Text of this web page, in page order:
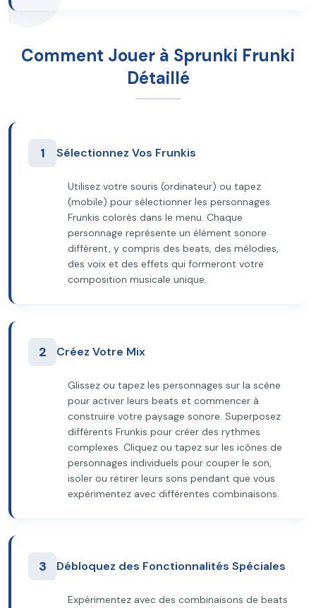
Comment Jouer à Sprunki Frunki
Détaillé
1 Sélectionnez Vos Frunkis
Utilisez votre souris (ordinateur) ou tapez
(mobile) pour sélectionner les personnages
Frunkis colorés dans le menu. Chaque
personnage représente un élément sonore
différent, y compris des beats, des mélodies,
des voix et des effets qui formeront votre
composition musicale unique.
2 Créez Votre Mix
Glissez ou tapez les personnages sur la scène
pour activer leurs beats et commencer à
construire votre paysage sonore. Superposez
différents Frunkis pour créer des rythmes
complexes. Cliquez ou tapez sur les icônes de
personnages individuels pour couper le son,
isoler ou retirer leurs sons pendant que vous
expérimentez avec différentes combinaisons.
3 Débloquez des Fonctionnalités Spéciales
Expérimentez avec des combinaisons de beats